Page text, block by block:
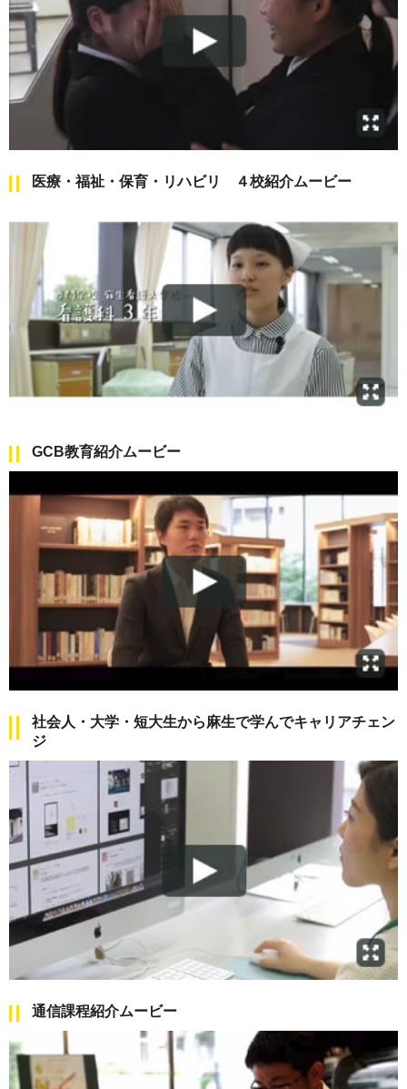
医療・福祉・保育・リハビリ ４校紹介ムービー
GCB教育紹介ムービー
社会人・大学・短大生から麻生で学んでキャリアチェン
ジ
通信課程紹介ムービー